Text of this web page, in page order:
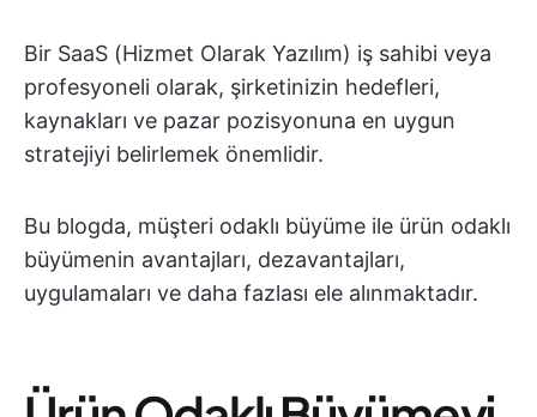
Bir SaaS (Hizmet Olarak Yazılım) iş sahibi veya
profesyoneli olarak, şirketinizin hedefleri,
kaynakları ve pazar pozisyonuna en uygun
stratejiyi belirlemek önemlidir.
Bu blogda, müşteri odaklı büyüme ile ürün odaklı
büyümenin avantajları, dezavantajları,
uygulamaları ve daha fazlası ele alınmaktadır.